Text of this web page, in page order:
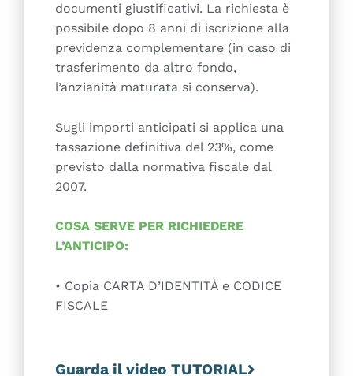
documenti giustificativi. La richiesta è
possibile dopo 8 anni di iscrizione alla
previdenza complementare (in caso di
trasferimento da altro fondo,
l’anzianità maturata si conserva).
Sugli importi anticipati si applica una
tassazione definitiva del 23%, come
previsto dalla normativa fiscale dal
2007.
COSA SERVE PER RICHIEDERE
L’ANTICIPO:
• Copia CARTA D’IDENTITÀ e CODICE
FISCALE
Guarda il video TUTORIAL